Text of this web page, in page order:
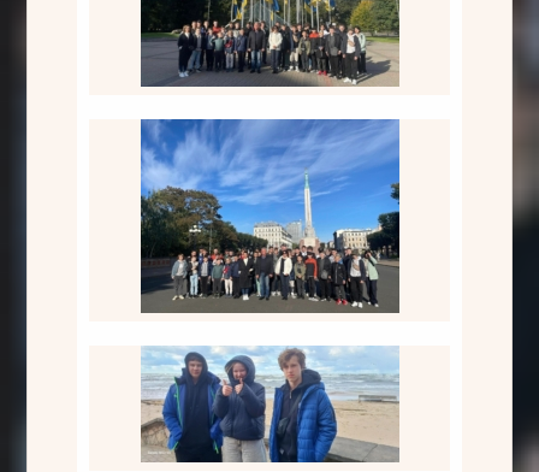
Pie Brīvības pieminekļa
Pie jūras